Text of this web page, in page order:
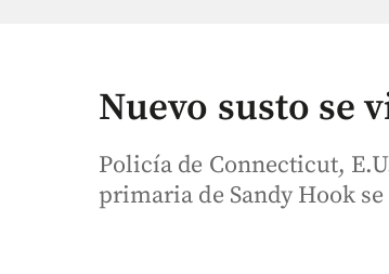
Nuevo susto se
Policía de Connecticut,
primaria de Sandy Hook